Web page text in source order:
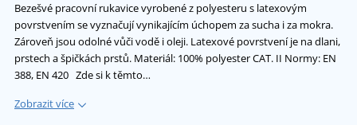
Bezešvé pracovní rukavice vyrobené z polyesteru s latexovým
povrstvením se vyznačují vynikajícím úchopem za sucha i za mokra.
Zároveň jsou odolné vůči vodě i oleji. Latexové povrstvení je na dlani,
prstech a špičkách prstů. Materiál: 100% polyester CAT. II Normy: EN
388, EN 420 Zde si k těmto…
Zobrazit více